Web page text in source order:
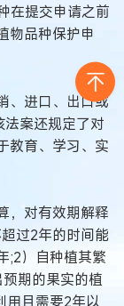
在提交申请之前
物品种保护申
、进口、出口或
法案还规定了对
教育、学习、实
，对有效期解释
过2年的时间能
;2）自种植其繁
期的果实的植
用且需要2年以